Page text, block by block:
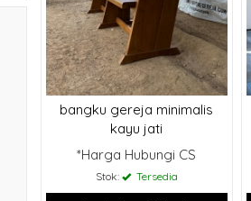
bangku gereja minimalis
kayu jati
*Harga Hubungi CS
Stok: Tersedia